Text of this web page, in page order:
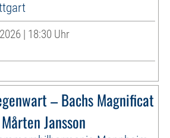
| 18:30 Uhr
– Bachs Magnificat
Jansson